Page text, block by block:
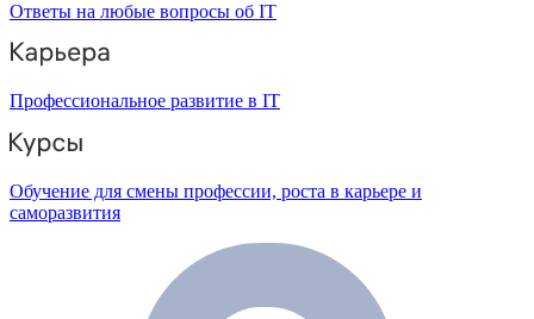
Ответы на любые вопросы об IT
Профессиональное развитие в IT
Обучение для смены профессии, роста в карьере и
саморазвития